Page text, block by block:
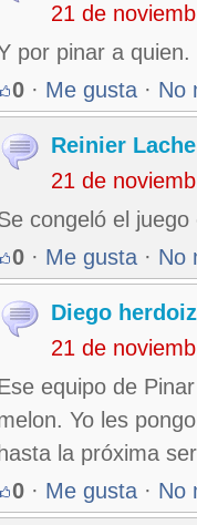
21 de
por pinar a quien.
0 · Me gusta · No
Reinier
21 de
congeló el
0 · Me gusta · No
Diego
21 de
equipo de
Yo les
hasta la próxima
0 · Me gusta · No